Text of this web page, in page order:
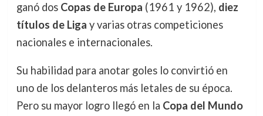
ganó dos Copas de Europa (1961 y 1962), diez
títulos de Liga y varias otras competiciones
nacionales e internacionales.
Su habilidad para anotar goles lo convirtió en
uno de los delanteros más letales de su época.
Pero su mayor logro llegó en la Copa del Mundo